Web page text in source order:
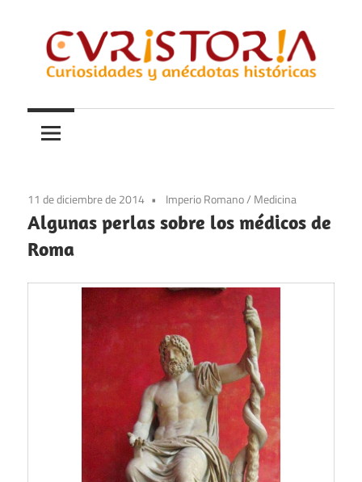
contenido
Curistoria
y
anécdotas
historia
11 de diciembre de 2014 Imperio Romano/ Medicina
Algunas perlas sobre los médicos de
Roma